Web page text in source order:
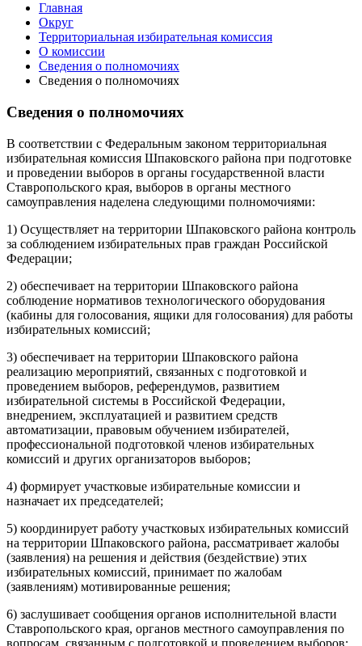
Главная
Округ
Территориальная избирательная комиссия
О комиссии
Сведения о полномочиях
Сведения о полномочиях
Сведения о полномочиях
В соответствии с Федеральным законом территориальная
избирательная комиссия Шпаковского района при подготовке
и проведении выборов в органы государственной власти
Ставропольского края, выборов в органы местного
самоуправления наделена следующими полномочиями:
1) Осуществляет на территории Шпаковского района контроль
за соблюдением избирательных прав граждан Российской
Федерации;
2) обеспечивает на территории Шпаковского района
соблюдение нормативов технологического оборудования
(кабины для голосования, ящики для голосования) для работы
избирательных комиссий;
3) обеспечивает на территории Шпаковского района
реализацию мероприятий, связанных с подготовкой и
проведением выборов, референдумов, развитием
избирательной системы в Российской Федерации,
внедрением, эксплуатацией и развитием средств
автоматизации, правовым обучением избирателей,
профессиональной подготовкой членов избирательных
комиссий и других организаторов выборов;
4) формирует участковые избирательные комиссии и
назначает их председателей;
5) координирует работу участковых избирательных комиссий
на территории Шпаковского района, рассматривает жалобы
(заявления) на решения и действия (бездействие) этих
избирательных комиссий, принимает по жалобам
(заявлениям) мотивированные решения;
6) заслушивает сообщения органов исполнительной власти
Ставропольского края, органов местного самоуправления по
вопросам, связанным с подготовкой и проведением выборов;